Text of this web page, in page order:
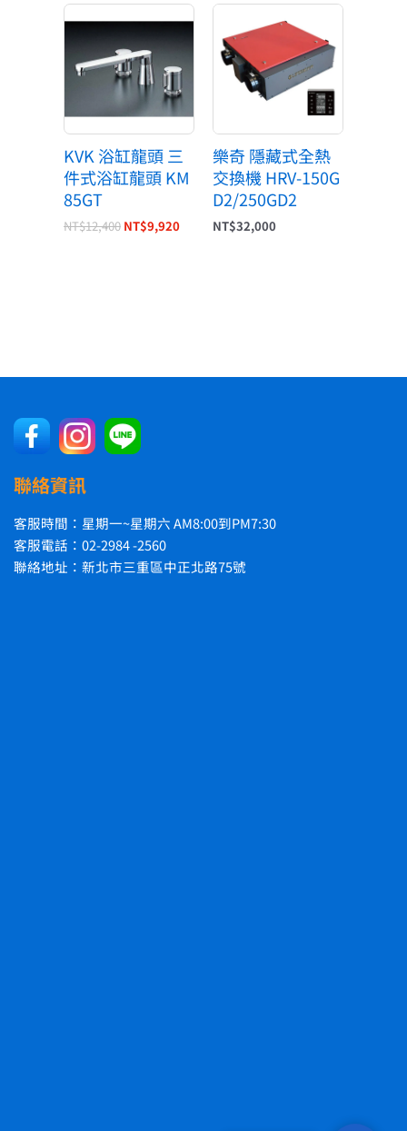
KVK 浴缸龍頭 三
件式浴缸龍頭 KM
85GT
NT$12,400
原
始
價
格：
NT$12,400。
NT$9,920
目
前
價
NT$9,920。
樂奇 隱藏式全熱
交換機 HRV-150G
D2/250GD2
NT$32,000
聯絡資訊
客服時間：星期一~星期六 AM8:00到PM7:30
客服電話：02-2984 -2560
聯絡地址：新北市三重區中正北路75號